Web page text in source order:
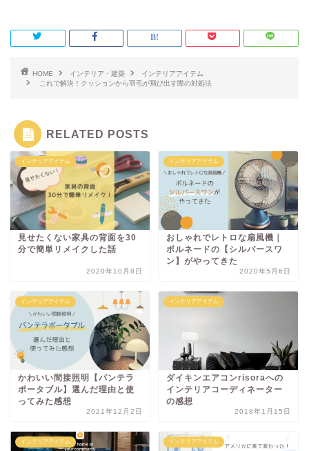
HOME インテリア・建築
インテリアアイテム
これで解決！クッションから羽毛が飛び出す際の対処法
RELATED POSTS
インテリアアイテム
見せたくない家具の背面を30
分で簡単リメイクした話
2020年10月8日
インテリアアイテム
おしゃれでレトロな扇風機｜
ボルネードの【シルバースワ
ン】がやってきた
2020年5月6日
インテリアアイテム
かわいい間接照明【パンテラ
ポータブル】選んだ理由と使
ってみた感想
2021年12月2日
インテリアアイテム
ダイキンエアコンrisoraへの
インテリアコーディネーター
の感想
2018年1月15日
インテリアアイテム インテリアアイテム